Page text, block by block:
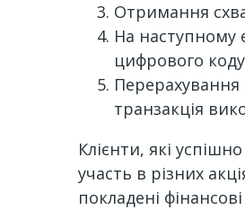
Отримання
На наступному
цифрового
Перерахування
транзакція
Клієнти, які
участь в різних
покладені